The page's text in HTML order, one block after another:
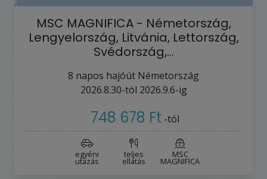
MSC MAGNIFICA - Németország,
Lengyelország, Litvánia, Lettország,
Svédország,…
8 napos hajóút Németország
2026.8.30-tól 2026.9.6-ig
748 678 Ft -tól
egyéni
utazás
teljes
ellátás
MSC
MAGNIFICA